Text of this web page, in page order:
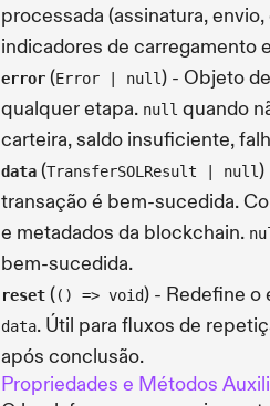
processada (assinatura,
indicadores de carregamento
error (Error | null) - Objeto
qualquer etapa. null quando
carteira, saldo insuficiente,
data (TransferSOLResult | null)
transação é bem-sucedida.
e metadados da blockchain.
bem-sucedida.
reset (() => void) - Redefine o
data. Útil para fluxos de
após conclusão.
Propriedades e Métodos